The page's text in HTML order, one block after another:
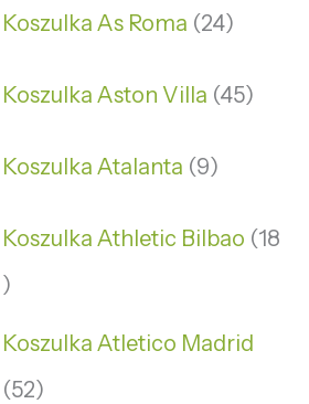
Koszulka As Roma 24
Koszulka Aston Villa 45
Koszulka Atalanta 9
Koszulka Athletic Bilbao 18
Koszulka Atletico Madrid
52